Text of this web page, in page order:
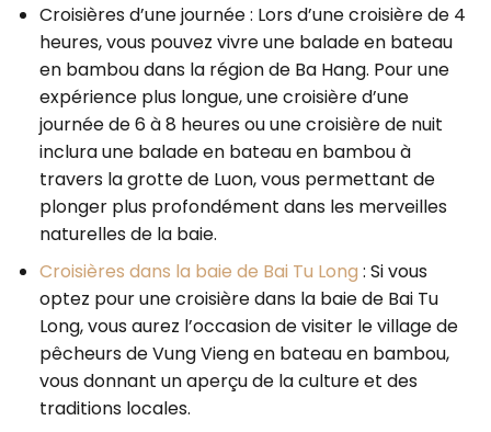
Croisières d’une journée : Lors d’une croisière de 4
heures, vous pouvez vivre une balade en bateau
en bambou dans la région de Ba Hang. Pour une
expérience plus longue, une croisière d’une
journée de 6 à 8 heures ou une croisière de nuit
inclura une balade en bateau en bambou à
travers la grotte de Luon, vous permettant de
plonger plus profondément dans les merveilles
naturelles de la baie.
Croisières dans la baie de Bai Tu Long : Si vous
optez pour une croisière dans la baie de Bai Tu
Long, vous aurez l’occasion de visiter le village de
pêcheurs de Vung Vieng en bateau en bambou,
vous donnant un aperçu de la culture et des
traditions locales.